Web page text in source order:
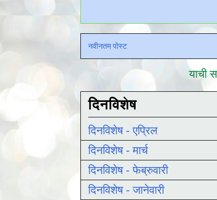
नवीनतम पोस्ट
याची
दिनविशेष
दिनविशेष - एप्रिल
दिनविशेष - मार्च
दिनविशेष - फेब्रुवारी
दिनविशेष - जानेवारी